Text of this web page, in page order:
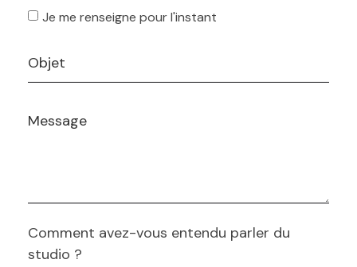
Je me renseigne pour l'instant
Comment avez-vous entendu parler du
studio ?